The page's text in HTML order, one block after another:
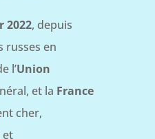
2022, depuis
russes en
l’Union
et la France
cher,
et